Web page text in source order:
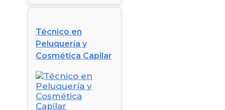
Técnico en
Peluquería y
Cosmética Capilar